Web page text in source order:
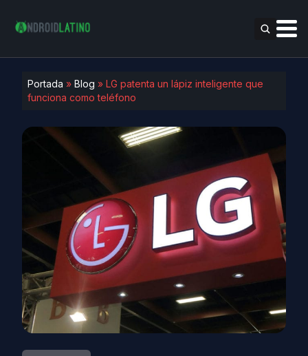
Portada » Blog » LG patenta un lápiz inteligente que
funciona como teléfono